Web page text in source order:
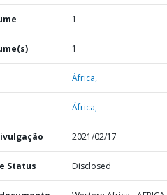
1
1
África,
África,
2021/02/17
Status Disclosed